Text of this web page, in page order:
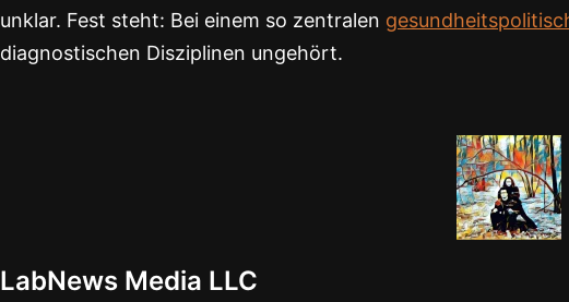
unklar. Fest steht: Bei einem so zentralen
diagnostischen Disziplinen ungehört.
LabNews Media LLC